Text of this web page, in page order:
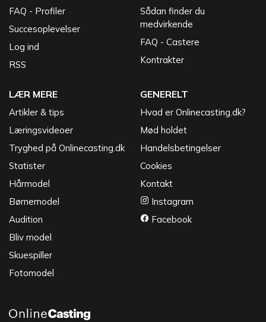
FAQ - Profiler
Succesoplevelser
Log ind
RSS
Sådan finder du
medvirkende
FAQ - Castere
Kontrakter
LÆR MERE
Artikler & tips
Læringsvideoer
Tryghed på Onlinecasting.dk
Statister
Hårmodel
Børnemodel
Audition
Bliv model
Skuespiller
Fotomodel
GENERELT
Hvad er Onlinecasting.dk?
Mød holdet
Handelsbetingelser
Cookies
Kontakt
Instagram
Facebook